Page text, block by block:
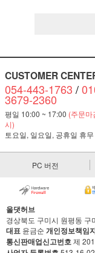
CUSTOMER
054-443-1763 /
3679-2360
평일 10:00 ~ 17:00 (주문마
시)
토요일, 일요일, 공휴일 휴무
PC 버전
올댓허브
경상북도 구미시 원평동
대표 윤금순 개인정보책임
통신판매업신고번호제